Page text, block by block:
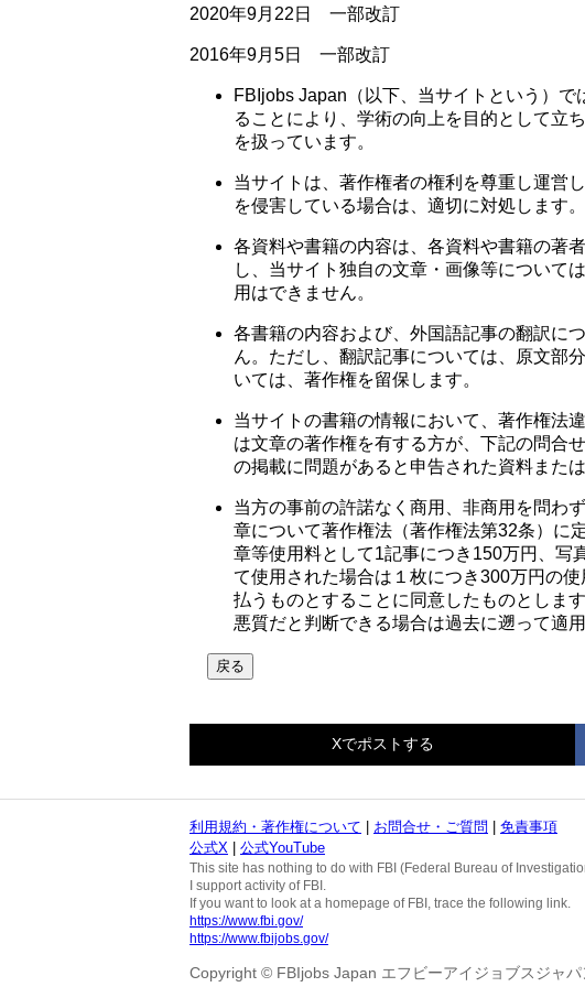
2020年9月22日 一部改訂
2016年9月5日 一部改訂
FBIjobs Japan（以下、当サイトという）
ることにより、学術の向上を目的として立
を扱っています。
当サイトは、著作権者の権利を尊重し運営
を侵害している場合は、適切に対処します。
各資料や書籍の内容は、各資料や書籍の著
し、当サイト独自の文章・画像等について
用はできません。
各書籍の内容および、外国語記事の翻訳に
ん。ただし、翻訳記事については、原文部
いては、著作権を留保します。
当サイトの書籍の情報において、著作権法
は文章の著作権を有する方が、下記の問合
の掲載に問題があると申告された資料また
当方の事前の許諾なく商用、非商用を問わ
章について著作権法（著作権法第32条）に
章等使用料として1記事につき150万円、写
て使用された場合は１枚につき300万円の
払うものとすることに同意したものとしま
悪質だと判断できる場合は過去に遡って適
Xでポストする
利用規約・著作権について お問合せ・ご質問
免責事項
公式X
公式YouTube
This site has nothing to do with FBI (Federal Bureau of
I support activity of FBI.
If you want to look at a homepage of FBI, trace the following link.
https://www.fbi.gov/
https://www.fbijobs.gov/
Copyright © FBIjobs Japan エフビーアイジョブスジャパ